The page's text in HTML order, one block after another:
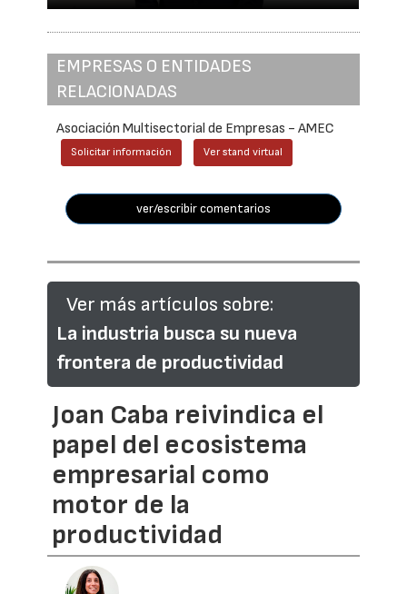
EMPRESAS O ENTIDADES
RELACIONADAS
Asociación Multisectorial de Empresas - AMEC
Solicitar información Ver stand virtual
ver/escribir comentarios
Ver más artículos sobre:
La industria busca su nueva
frontera de productividad
Joan Caba reivindica el
papel del ecosistema
empresarial como
motor de la
productividad